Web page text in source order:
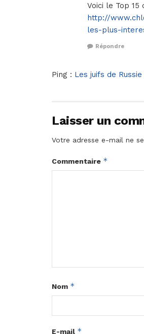
Voici le Top
http://
les-plus-
Répondre
Ping : Les juifs de
Laisser un
Votre adresse e-mail ne
Commentaire *
Nom *
E-mail *